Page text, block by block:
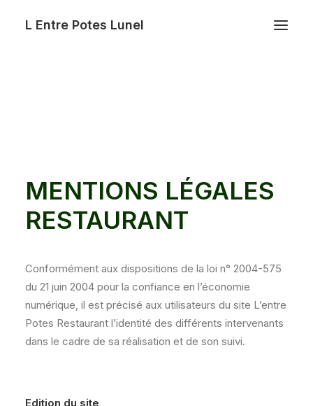
L Entre Potes Lunel
MENTIONS LÉGALES
RESTAURANT
Conformément aux dispositions de la loi n° 2004-575
du 21 juin 2004 pour la confiance en l’économie
numérique, il est précisé aux utilisateurs du site L’entre
Potes Restaurant l’identité des différents intervenants
dans le cadre de sa réalisation et de son suivi.
Edition du site